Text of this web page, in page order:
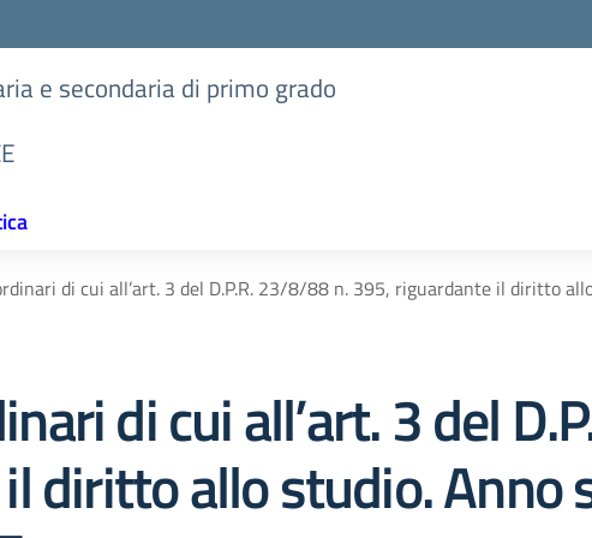
e secondaria di primo grado
di cui all’art. 3 del D.P.R. 23/8/88 n. 395, riguardante il diritto
di cui all’art. 3 del
diritto allo studio. Anno